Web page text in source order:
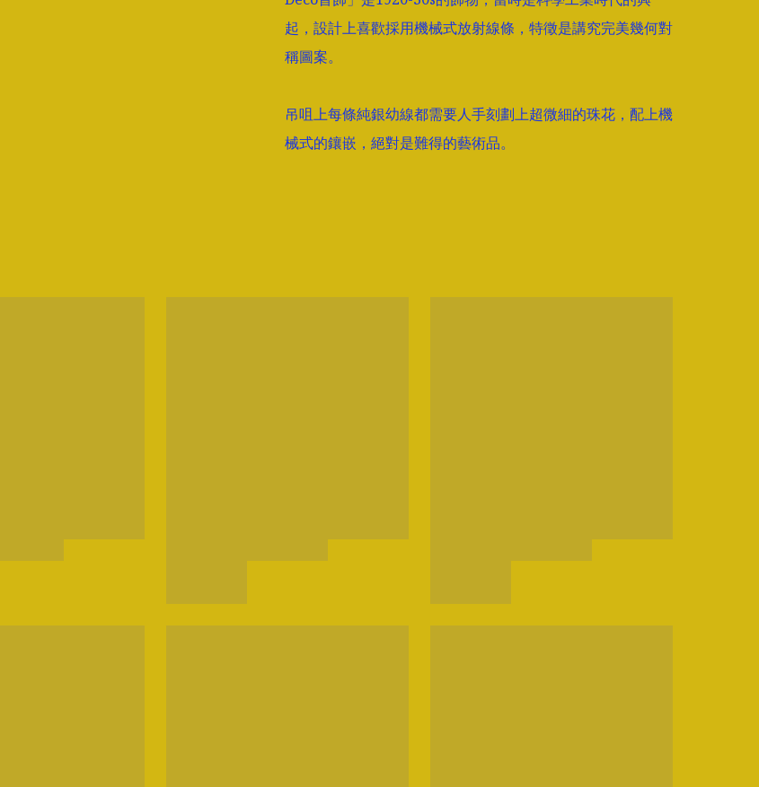
起，設計上喜歡採用機械式放射線條，特徵是講究完美幾何對
稱圖案。
吊咀上每條純銀幼線都需要人手刻劃上超微細的珠花，配上機
械式的鑲嵌，絕對是難得的藝術品。